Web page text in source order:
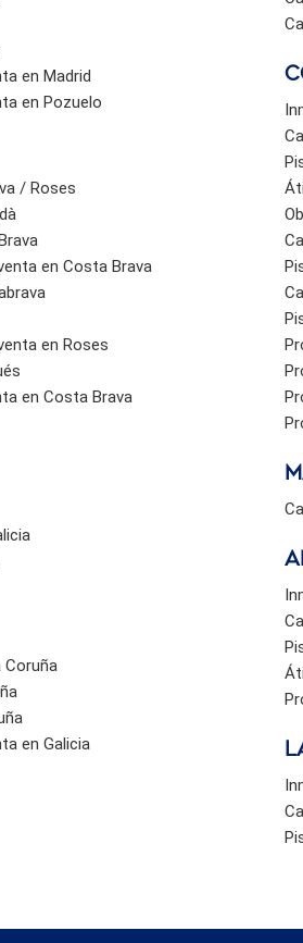
en Madrid
en Pozuelo
/ Roses
en Costa Brava
en Roses
en Costa Brava
Coruña
en Galicia